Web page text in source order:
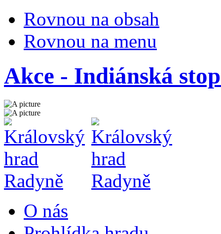
Rovnou na obsah
Rovnou na menu
Akce - Indiánská
O nás